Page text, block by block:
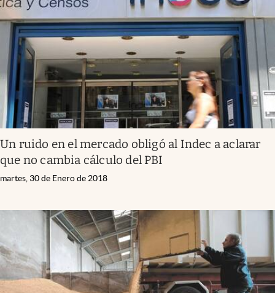
Un ruido en el mercado obligó al Indec a aclarar
que no cambia cálculo del PBI
martes, 30 de Enero de 2018